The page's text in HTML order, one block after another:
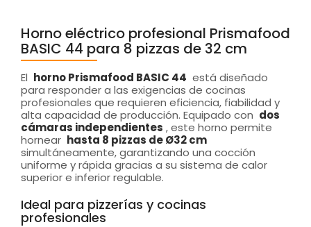
Horno eléctrico profesional Prismafood
BASIC 44 para 8 pizzas de 32 cm
El horno Prismafood BASIC 44 está diseñado
para responder a las exigencias de cocinas
profesionales que requieren eficiencia, fiabilidad y
alta capacidad de producción. Equipado con dos
cámaras independientes , este horno permite
hornear hasta 8 pizzas de Ø32 cm
simultáneamente, garantizando una cocción
uniforme y rápida gracias a su sistema de calor
superior e inferior regulable.
Ideal para pizzerías y cocinas
profesionales